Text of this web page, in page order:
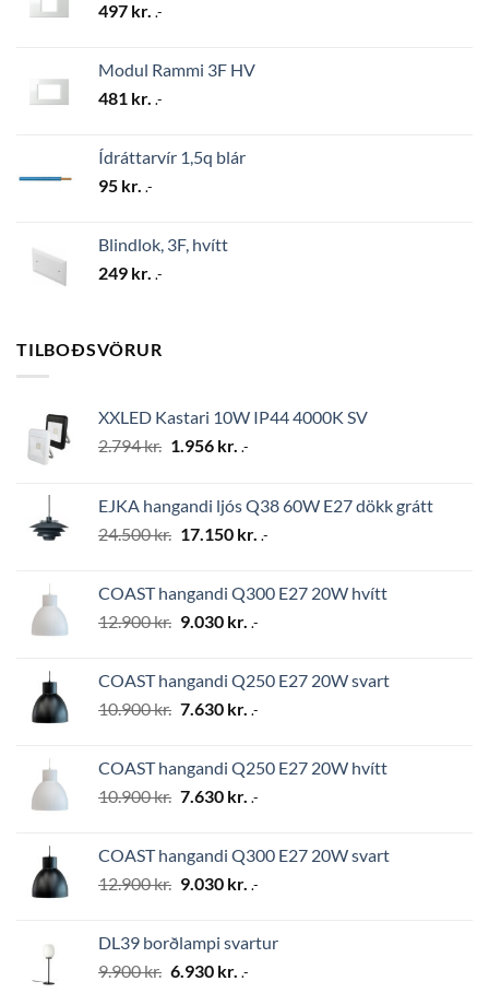
497 kr. .-
Modul Rammi 3F HV
481 kr. .-
Ídráttarvír 1,5q blár
95 kr. .-
Blindlok, 3F, hvítt
249 kr. .-
TILBOÐSVÖRUR
XXLED Kastari 10W IP44 4000K SV
2.794kr. Original
2.794 kr..
1.956 kr. Current
1.956 kr..
.-
EJKA hangandi ljós Q38 60W E27 dökk grátt
24.500kr. Original
24.500 kr..
17.150 kr. Current
17.150 kr..
.-
COAST hangandi Q300 E27 20W hvítt
12.900kr. Original
12.900 kr..
9.030 kr. Current
9.030 kr..
.-
COAST hangandi Q250 E27 20W svart
10.900kr. Original
10.900 kr..
7.630 kr. Current
7.630 kr..
.-
COAST hangandi Q250 E27 20W hvítt
10.900kr. Original
10.900 kr..
7.630 kr. Current
7.630 kr..
.-
COAST hangandi Q300 E27 20W svart
12.900kr. Original
12.900 kr..
9.030 kr. Current
9.030 kr..
.-
DL39 borðlampi svartur
9.900kr. Original
6.930 kr. Current
.-